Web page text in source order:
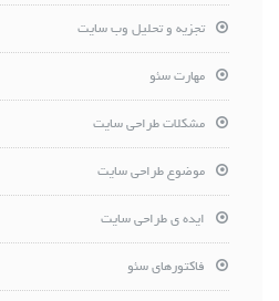
تجزیه و تحلیل وب سایت
مهارت سئو
مشکلات طراحی سایت
موضوع طراحی سایت
ایده ی طراحی سایت
فاکتورهای سئو